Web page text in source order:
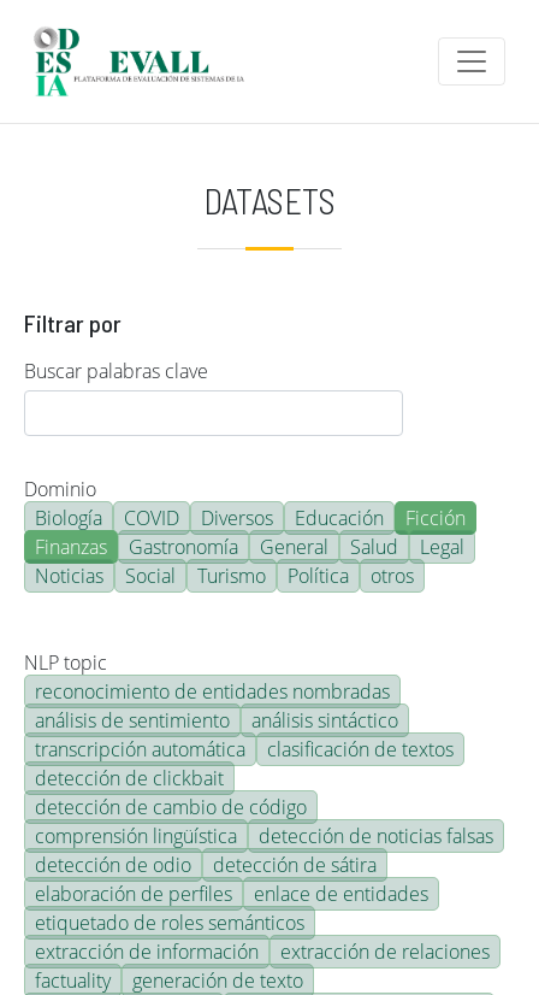
DATASETS
Filtrar por
Buscar palabras clave
Dominio
Biología
COVID Diversos Educación
Ficción
Finanzas
Gastronomía General Salud
Legal
Noticias
Social Turismo Política otros
NLP topic
reconocimiento de entidades nombradas
análisis de sentimiento
análisis sintáctico
transcripción automática
clasificación de textos
detección de clickbait
detección de cambio de código
comprensión lingüística
detección de noticias falsas
detección de odio
detección de sátira
elaboración de perfiles
enlace de entidades
etiquetado de roles semánticos
extracción de información
extracción de relaciones
factuality
generación de texto